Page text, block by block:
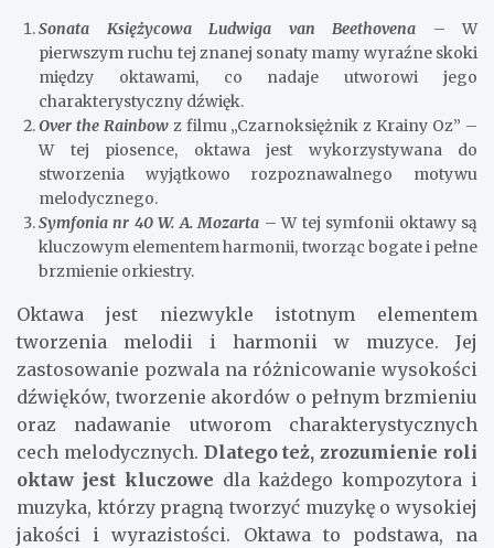
Sonata Księżycowa Ludwiga van Beethovena
– W
pierwszym ruchu tej znanej sonaty mamy wyraźne skoki
między oktawami, co nadaje utworowi jego
charakterystyczny dźwięk.
Over the Rainbow z filmu „Czarnoksiężnik z Krainy Oz” –
W tej piosence, oktawa jest wykorzystywana do
stworzenia wyjątkowo rozpoznawalnego motywu
melodycznego.
Symfonia nr 40 W. A. Mozarta – W tej symfonii oktawy są
kluczowym elementem harmonii, tworząc bogate i pełne
brzmienie orkiestry.
Oktawa jest niezwykle istotnym elementem
tworzenia melodii i harmonii w muzyce. Jej
zastosowanie pozwala na różnicowanie wysokości
dźwięków, tworzenie akordów o pełnym brzmieniu
oraz nadawanie utworom charakterystycznych
cech melodycznych. Dlatego też, zrozumienie roli
oktaw jest kluczowe dla każdego kompozytora i
muzyka, którzy pragną tworzyć muzykę o wysokiej
jakości i wyrazistości. Oktawa to podstawa, na